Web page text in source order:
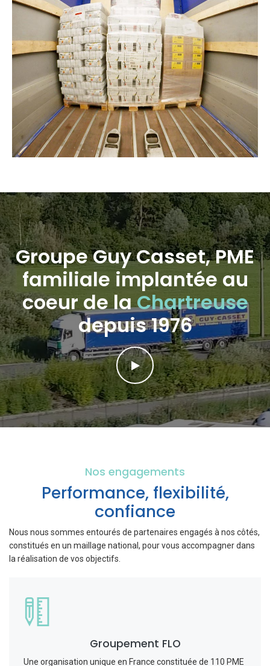
Groupe Guy Casset, PME
familiale implantée au
coeur de laChartreuse
depuis 1976
Nos engagements
Performance, flexibilité,
confiance
Nous nous sommes entourés de partenaires engagés à nos côtés,
constitués en un maillage national, pour vous accompagner dans
la réalisation de vos objectifs.
Groupement FLO
Une organisation unique en France constituée de 110 PME